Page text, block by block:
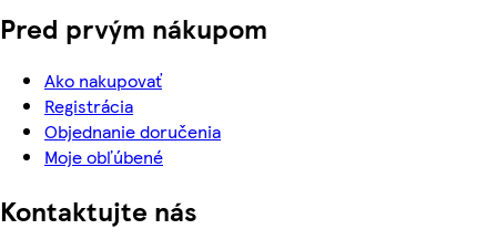
Pred prvým nákupom
Ako nakupovať
Registrácia
Objednanie doručenia
Moje obľúbené
Kontaktujte nás